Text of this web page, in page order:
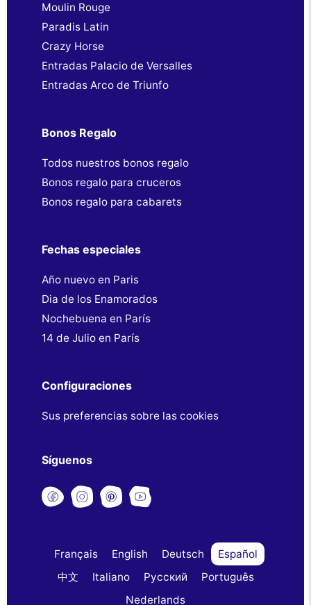
Moulin Rouge
Paradis Latin
Crazy Horse
Entradas Palacio de Versalles
Entradas Arco de Triunfo
Bonos Regalo
Todos nuestros bonos regalo
Bonos regalo para cruceros
Bonos regalo para cabarets
Fechas especiales
Año nuevo en Paris
Dia de los Enamorados
Nochebuena en París
14 de Julio en París
Configuraciones
Sus preferencias sobre las cookies
Síguenos
Français English Deutsch
Español
中文
Italiano Русский
Português
Nederlands